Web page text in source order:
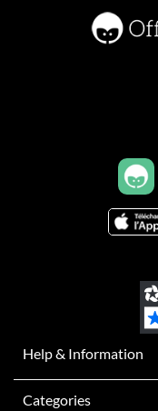
Help & Information
Categories